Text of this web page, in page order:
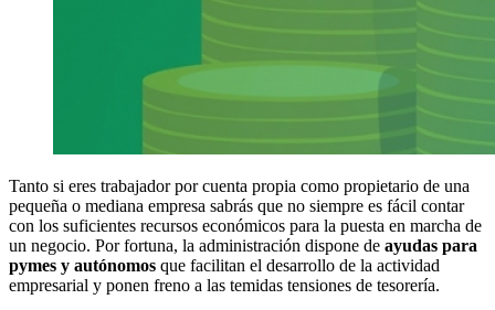
Tanto si eres trabajador por cuenta propia como propietario de una
pequeña o mediana empresa sabrás que no siempre es fácil contar
con los suficientes recursos económicos para la puesta en marcha de
un negocio. Por fortuna, la administración dispone de ayudas para
pymes y autónomos que facilitan el desarrollo de la actividad
empresarial y ponen freno a las temidas tensiones de tesorería.